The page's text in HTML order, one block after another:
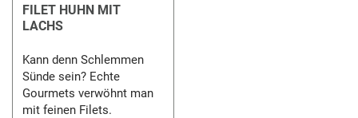
FILET HUHN MIT
LACHS
Kann denn Schlemmen
Sünde sein? Echte
Gourmets verwöhnt man
mit feinen Filets.